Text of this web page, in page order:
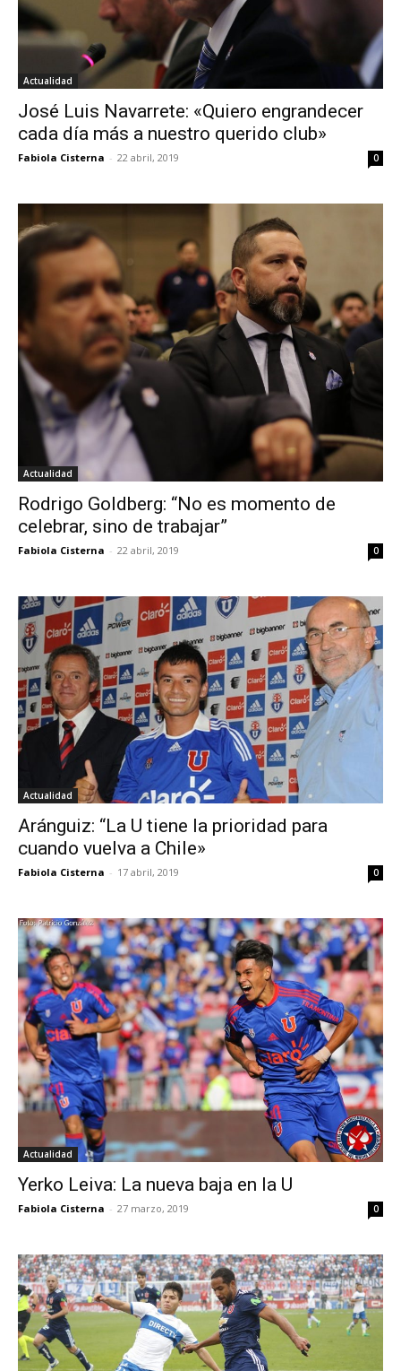
Actualidad
José Luis Navarrete: «Quiero engrandecer
cada día más a nuestro querido club»
Fabiola Cisterna - 22 abril, 2019 0
Actualidad
Rodrigo Goldberg: “No es momento de
celebrar, sino de trabajar”
Fabiola Cisterna - 22 abril, 2019 0
Actualidad
Aránguiz: “La U tiene la prioridad para
cuando vuelva a Chile»
Fabiola Cisterna - 17 abril, 2019 0
Actualidad
Yerko Leiva: La nueva baja en la U
Fabiola Cisterna - 27 marzo, 2019 0